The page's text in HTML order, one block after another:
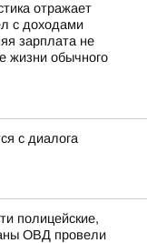
отражает
с доходами
зарплата не
жизни обычного
с диалога
полицейские,
ОВД провели